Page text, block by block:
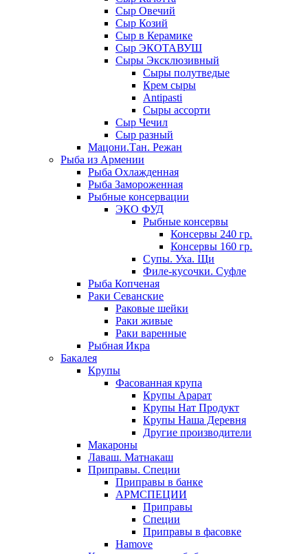
Сыр Овечий
Сыр Козий
Сыр в Керамике
Сыр ЭКОТАВУШ
Сыры Эксклюзивный
Сыры полутведые
Крем сыры
Antipasti
Сыры ассорти
Сыр Чечил
Сыр разный
Мацони.Тан. Режан
Рыба из Армении
Рыба Охлажденная
Рыба Замороженная
Рыбные консервации
ЭКО ФУД
Рыбные консервы
Консервы 240 гр.
Консервы 160 гр.
Супы. Уха. Щи
Филе-кусочки. Суфле
Рыба Копченая
Раки Севанские
Раковые шейки
Раки живые
Раки варенные
Рыбная Икра
Бакалея
Крупы
Фасованная крупа
Крупы Арарат
Крупы Нат Продукт
Крупы Наша Деревня
Другие производители
Макароны
Лаваш. Матнакаш
Приправы. Специи
Приправы в банке
АРМСПЕЦИИ
Приправы
Специи
Приправы в фасовке
Hamove